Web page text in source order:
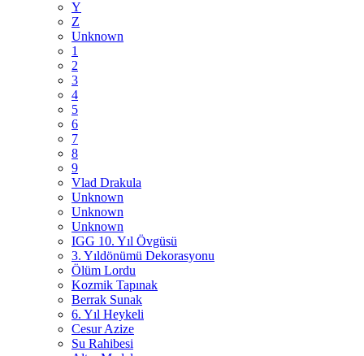
Y
Z
Unknown
1
2
3
4
5
6
7
8
9
Vlad Drakula
Unknown
Unknown
Unknown
IGG 10. Yıl Övgüsü
3. Yıldönümü Dekorasyonu
Ölüm Lordu
Kozmik Tapınak
Berrak Sunak
6. Yıl Heykeli
Cesur Azize
Su Rahibesi